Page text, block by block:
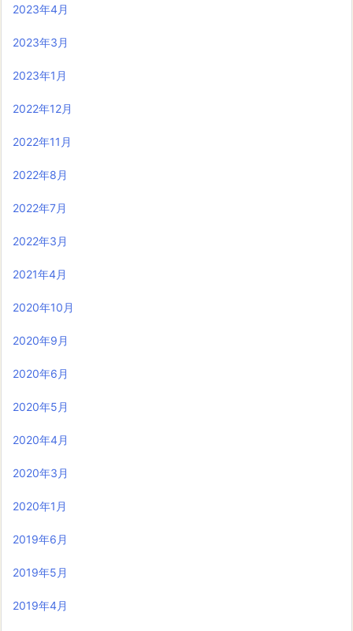
2023年4月
2023年3月
2023年1月
2022年12月
2022年11月
2022年8月
2022年7月
2022年3月
2021年4月
2020年10月
2020年9月
2020年6月
2020年5月
2020年4月
2020年3月
2020年1月
2019年6月
2019年5月
2019年4月